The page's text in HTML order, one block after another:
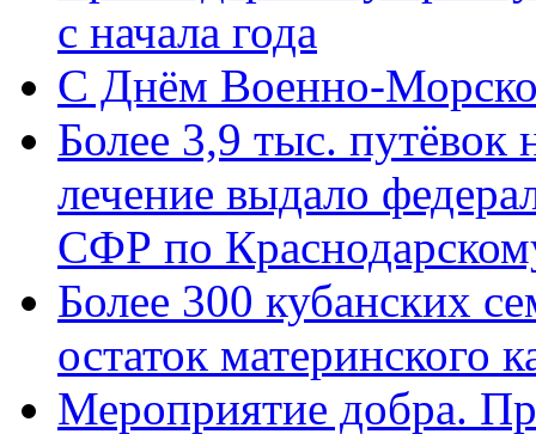
с начала года
C Днём Военно-
Более 3,9 тыс. путёвок
лечение выдало
СФР по
Более 300 кубанских
остаток материнского
Мероприятие добра.